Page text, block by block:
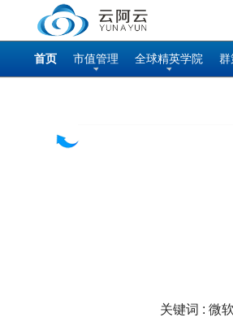
首页 市值管理 全球精英学院 群
关键词 : 微